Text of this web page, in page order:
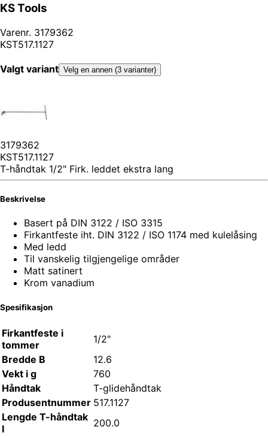
KS Tools
Varenr. 3179362
KST517.1127
Valgt variant Velg en annen (3 varianter)
3179362
KST517.1127
T-håndtak 1/2" Firk. leddet ekstra lang
Beskrivelse
Basert på DIN 3122 / ISO 3315
Firkantfeste iht. DIN 3122 / ISO 1174 med kulelåsing
Med ledd
Til vanskelig tilgjengelige områder
Matt satinert
Krom vanadium
Spesifikasjon
Firkantfeste i
tommer
1/2"
Bredde B
12.6
Vekt i g
760
Håndtak
T-glidehåndtak
Produsentnummer 517.1127
Lengde T-håndtak
I
200.0